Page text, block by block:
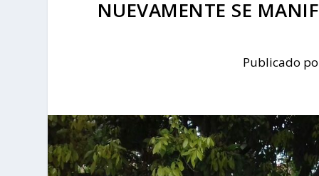
NUEVAMENTE SE
Publicado